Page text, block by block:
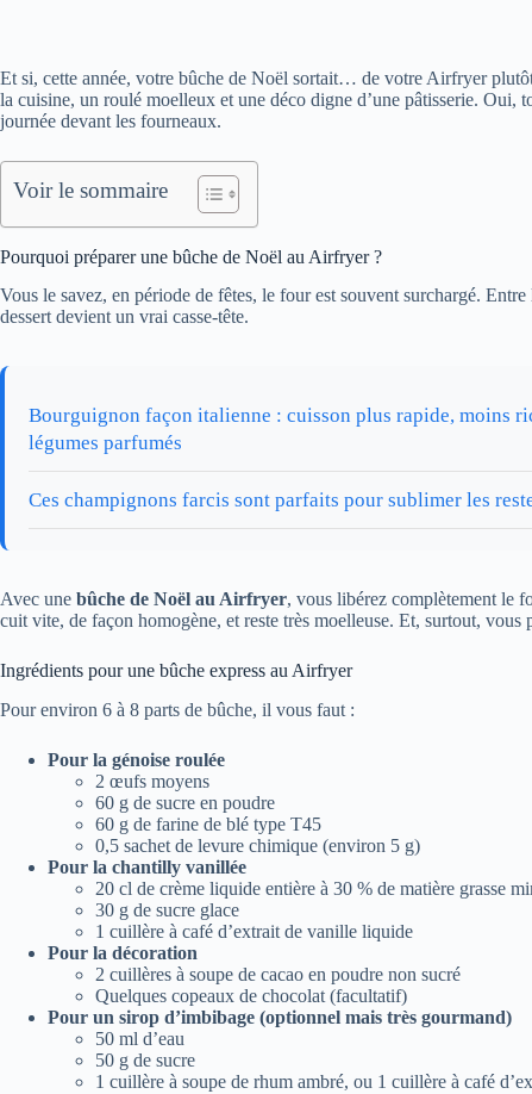
Et si, cette année, votre bûche de Noël sortait… de votre Airfryer
la cuisine, un roulé moelleux et une déco digne d’une pâtisserie. Oui,
journée devant les fourneaux.
Voir le sommaire
Pourquoi préparer une bûche de Noël au Airfryer ?
Vous le savez, en période de fêtes, le four est souvent surchargé.
dessert devient un vrai casse-tête.
Bourguignon façon italienne : cuisson plus rapide, moins
légumes parfumés
Ces champignons farcis sont parfaits pour sublimer les
Avec une bûche de Noël au Airfryer, vous libérez complètement le
cuit vite, de façon homogène, et reste très moelleuse. Et, surtout, vous
Ingrédients pour une bûche express au Airfryer
Pour environ 6 à 8 parts de bûche, il vous faut :
Pour la génoise roulée
2 œufs moyens
60 g de sucre en poudre
60 g de farine de blé type T45
0,5 sachet de levure chimique (environ 5 g)
Pour la chantilly vanillée
20 cl de crème liquide entière à 30 % de matière grasse
30 g de sucre glace
1 cuillère à café d’extrait de vanille liquide
Pour la décoration
2 cuillères à soupe de cacao en poudre non sucré
Quelques copeaux de chocolat (facultatif)
Pour un sirop d’imbibage (optionnel mais très gourmand)
50 ml d’eau
50 g de sucre
1 cuillère à soupe de rhum ambré, ou 1 cuillère à café